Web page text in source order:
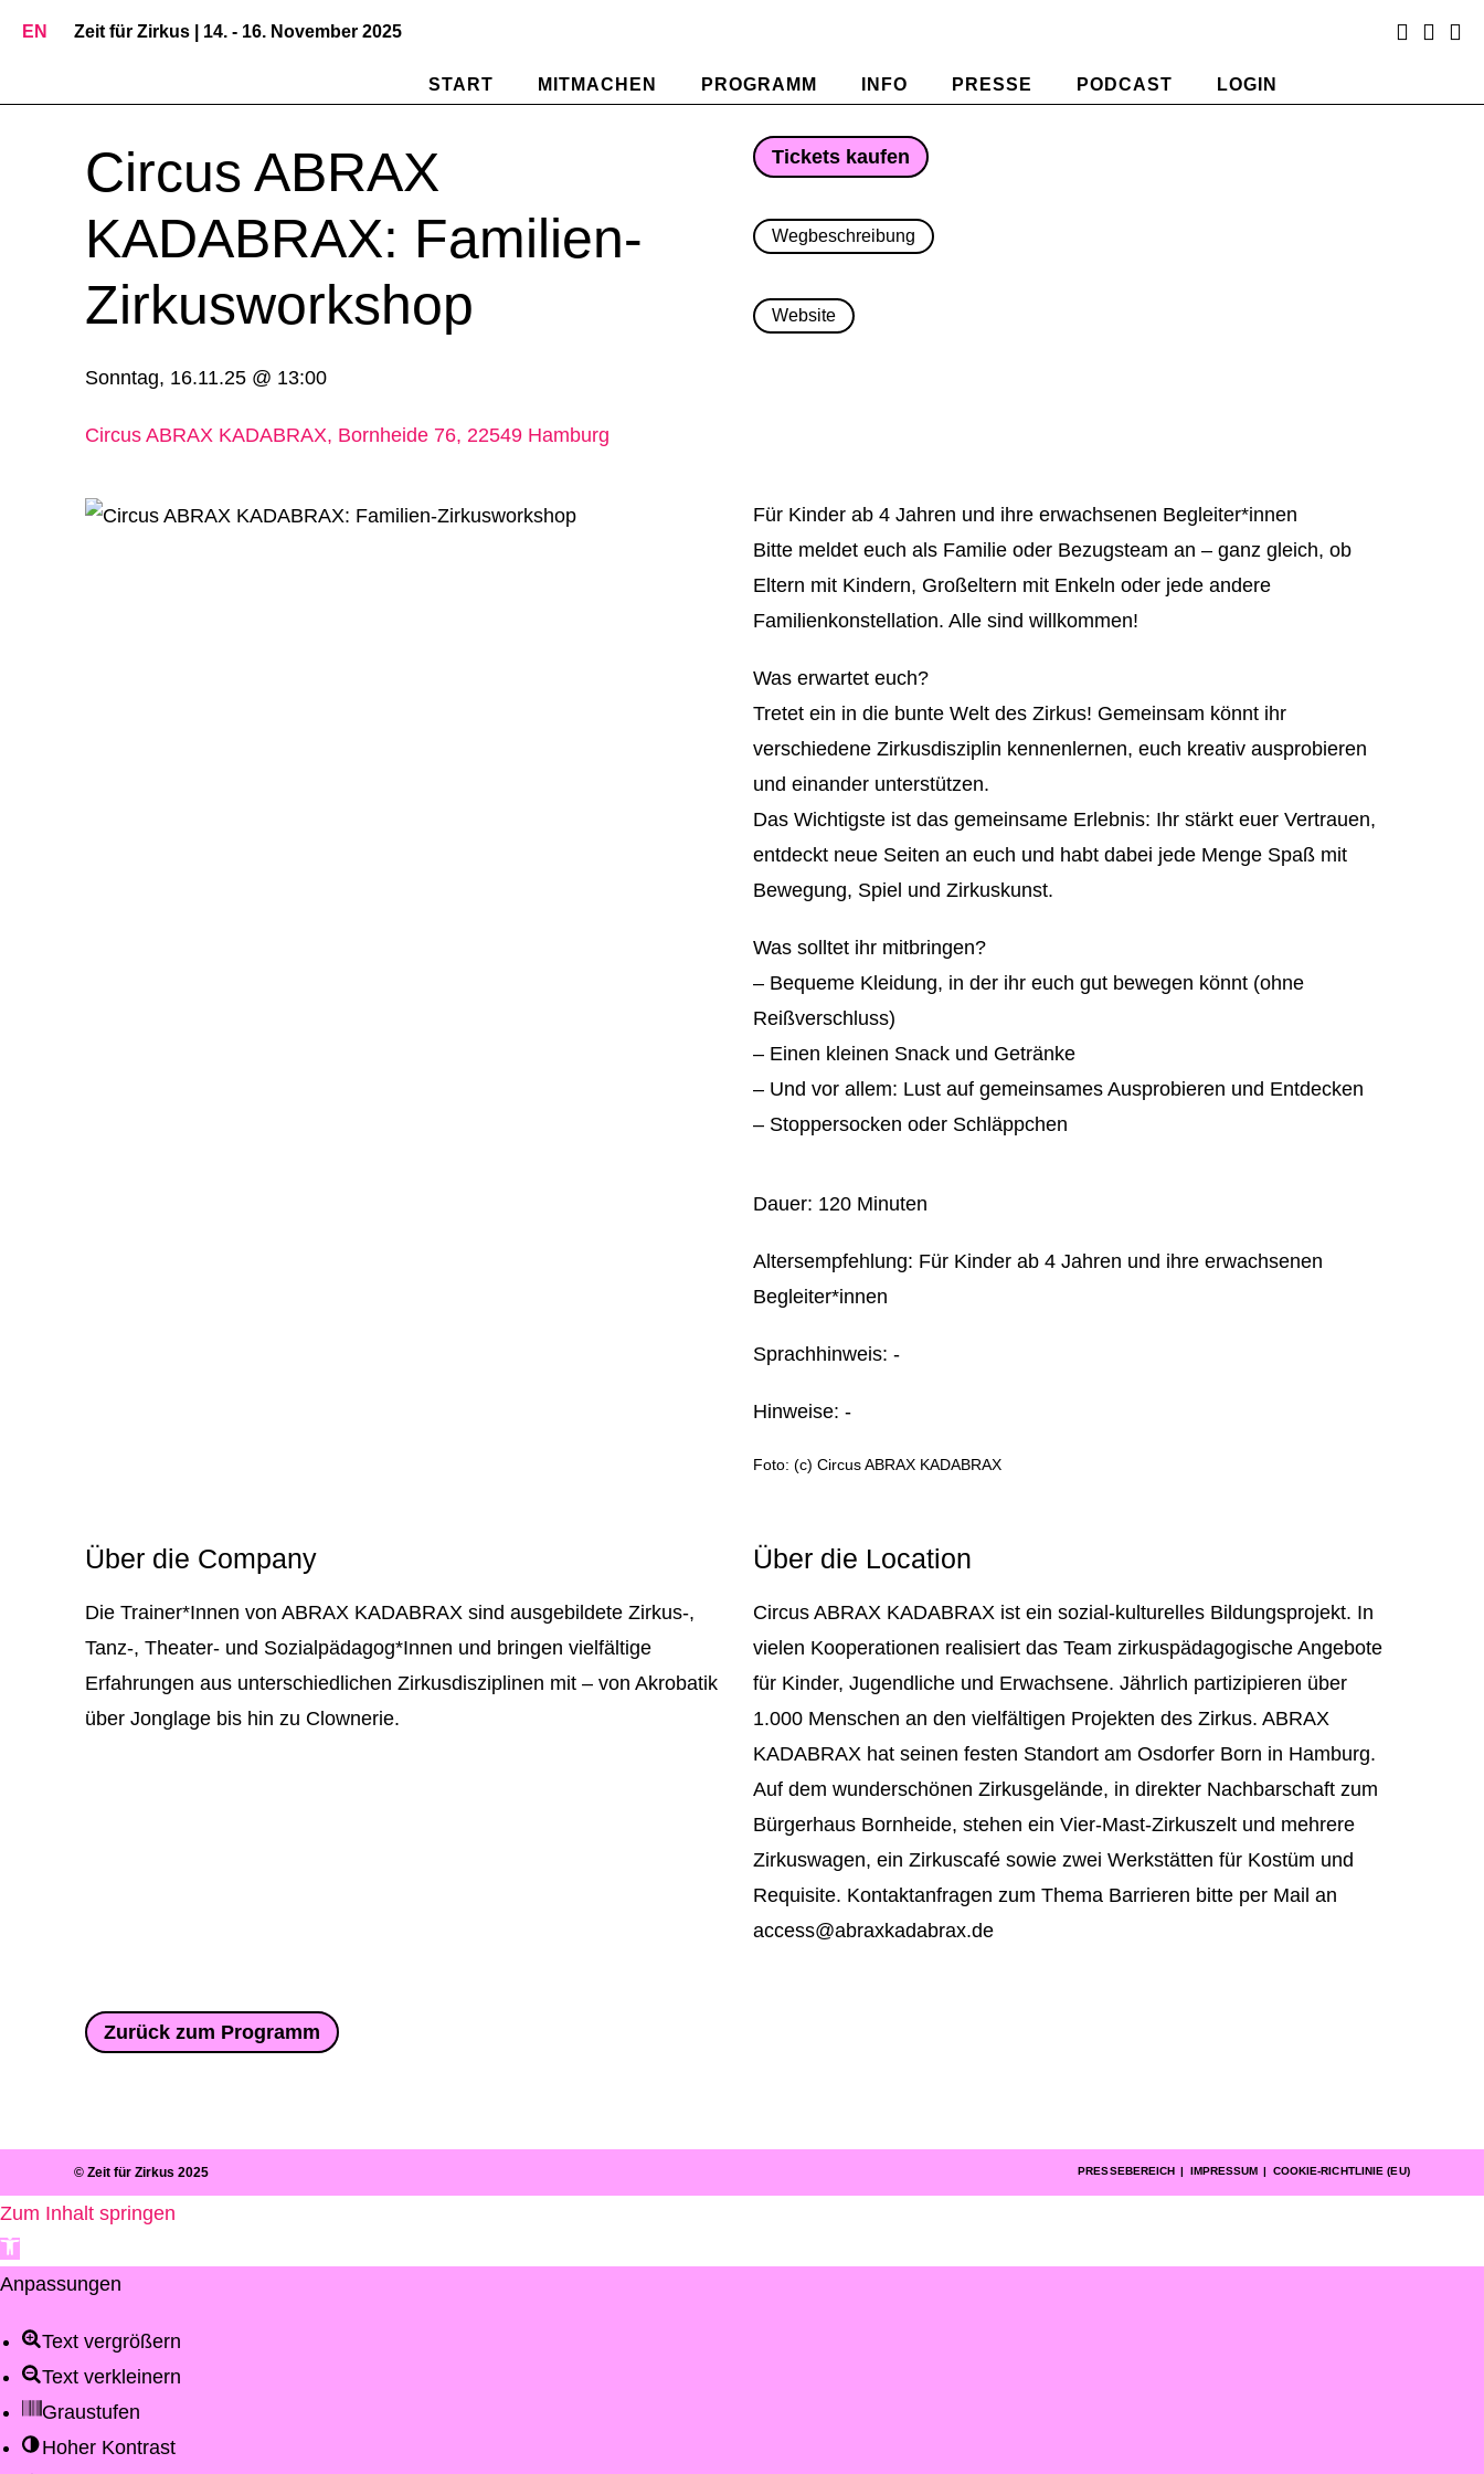
EN Zeit für Zirkus | 14. - 16. November 2025
START MITMACHEN PROGRAMM INFO PRESSE PODCAST LOGIN
Circus ABRAX
KADABRAX: Familien-
Zirkusworkshop
Sonntag, 16.11.25 @ 13:00
Circus ABRAX KADABRAX, Bornheide 76, 22549 Hamburg
Tickets kaufen
Wegbeschreibung
Website
Für Kinder ab 4 Jahren und ihre erwachsenen Begleiter*innen
Bitte meldet euch als Familie oder Bezugsteam an – ganz gleich, ob
Eltern mit Kindern, Großeltern mit Enkeln oder jede andere
Familienkonstellation. Alle sind willkommen!
Was erwartet euch?
Tretet ein in die bunte Welt des Zirkus! Gemeinsam könnt ihr
verschiedene Zirkusdisziplin kennenlernen, euch kreativ ausprobieren
und einander unterstützen.
Das Wichtigste ist das gemeinsame Erlebnis: Ihr stärkt euer Vertrauen,
entdeckt neue Seiten an euch und habt dabei jede Menge Spaß mit
Bewegung, Spiel und Zirkuskunst.
Was solltet ihr mitbringen?
– Bequeme Kleidung, in der ihr euch gut bewegen könnt (ohne
Reißverschluss)
– Einen kleinen Snack und Getränke
– Und vor allem: Lust auf gemeinsames Ausprobieren und Entdecken
– Stoppersocken oder Schläppchen
Dauer: 120 Minuten
Altersempfehlung: Für Kinder ab 4 Jahren und ihre erwachsenen
Begleiter*innen
Sprachhinweis: -
Hinweise: -
Foto: (c) Circus ABRAX KADABRAX
Über die Company
Die Trainer*Innen von ABRAX KADABRAX sind ausgebildete Zirkus-,
Tanz-, Theater- und Sozialpädagog*Innen und bringen vielfältige
Erfahrungen aus unterschiedlichen Zirkusdisziplinen mit – von Akrobatik
über Jonglage bis hin zu Clownerie.
Über die Location
Circus ABRAX KADABRAX ist ein sozial-kulturelles Bildungsprojekt. In
vielen Kooperationen realisiert das Team zirkuspädagogische Angebote
für Kinder, Jugendliche und Erwachsene. Jährlich partizipieren über
1.000 Menschen an den vielfältigen Projekten des Zirkus. ABRAX
KADABRAX hat seinen festen Standort am Osdorfer Born in Hamburg.
Auf dem wunderschönen Zirkusgelände, in direkter Nachbarschaft zum
Bürgerhaus Bornheide, stehen ein Vier-Mast-Zirkuszelt und mehrere
Zirkuswagen, ein Zirkuscafé sowie zwei Werkstätten für Kostüm und
Requisite. Kontaktanfragen zum Thema Barrieren bitte per Mail an
access@abraxkadabrax.de
Zurück zum Programm
PRESSEBEREICH IMPRESSUM COOKIE-RICHTLINIE (EU)
© Zeit für Zirkus 2025
Zum Inhalt springen
Werkzeugleiste öffnen
Anpassungen
Text vergrößern
Text verkleinern
Graustufen
Hoher Kontrast